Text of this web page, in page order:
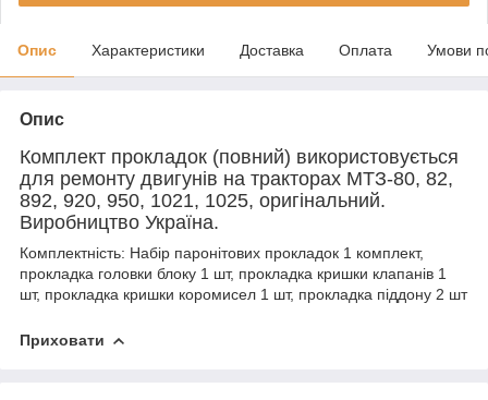
Опис Характеристики Доставка Оплата Умови
Опис
Комплект прокладок (повний) використовується
для ремонту двигунів на тракторах МТЗ-80, 82,
892, 920, 950, 1021, 1025, оригінальний.
Виробництво Україна.
Комплектність: Набір паронітових прокладок 1 комплект,
прокладка головки блоку 1 шт, прокладка кришки клапанів 1
шт, прокладка кришки коромисел 1 шт, прокладка піддону 2 шт
Приховати